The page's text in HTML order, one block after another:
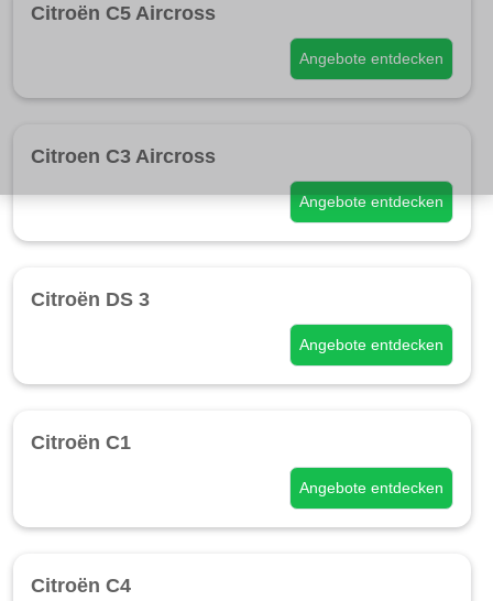
Citroën C5 Aircross
Angebote entdecken
Citroen C3 Aircross
Angebote entdecken
Citroën DS 3
Angebote entdecken
Citroën C1
Angebote entdecken
Citroën C4